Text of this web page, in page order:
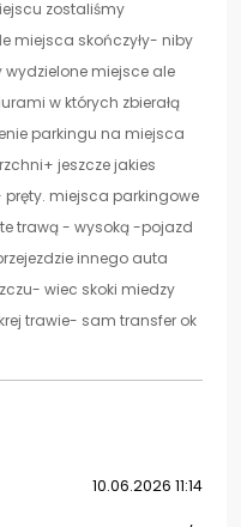
zostaliśmy
miejsca skończyły- niby
wydzielone miejsce ale
w których zbierałą
parkingu na miejsca
jeszcze jakies
miejsca parkingowe
trawą - wysoką -pojazd
innego auta
wiec skoki miedzy
trawie- sam transfer ok
10.06.2026 11:14